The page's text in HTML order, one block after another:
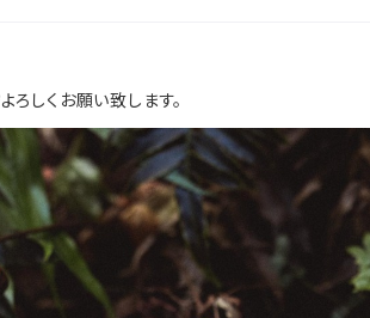
ろしくお願い致します。